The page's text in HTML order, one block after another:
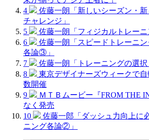
4
佐藤一朗「新しいシーズン・
チャレンジ」
5
佐藤一朗「フィジカルトレーニ
6
佐藤一朗「スピードトレーニ
各論③」
7
佐藤一朗「トレーニングの選択
8
東京デザイナーズウィークで
数開催
9
ＭＴＢムービー『FROM THE
なく発売
10
佐藤一郎「ダッシュ力向上に
ニング各論②」